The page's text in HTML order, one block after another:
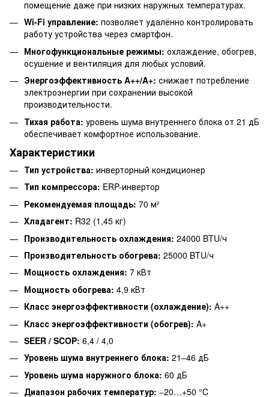
помещение даже при низких наружных температурах.
Wi-Fi управление: позволяет удалённо контролировать
работу устройства через смартфон.
Многофункциональные режимы: охлаждение, обогрев,
осушение и вентиляция для любых условий.
Энергоэффективность A++/A+: снижает потребление
электроэнергии при сохранении высокой
производительности.
Тихая работа: уровень шума внутреннего блока от 21 дБ
обеспечивает комфортное использование.
Характеристики
Тип устройства: инверторный кондиционер
Тип компрессора: ERP-инвертор
Рекомендуемая площадь: 70 м²
Хладагент: R32 (1,45 кг)
Производительность охлаждения: 24000 BTU/ч
Производительность обогрева: 25000 BTU/ч
Мощность охлаждения: 7 кВт
Мощность обогрева: 4,9 кВт
Класс энергоэффективности (охлаждение): A++
Класс энергоэффективности (обогрев): A+
SEER / SCOP: 6,4 / 4,0
Уровень шума внутреннего блока: 21–46 дБ
Уровень шума наружного блока: 60 дБ
Диапазон рабочих температур: −20…+50 °C